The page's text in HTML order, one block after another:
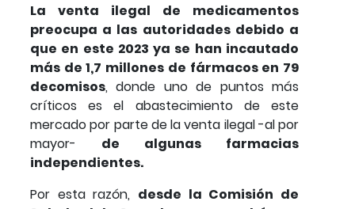
La venta ilegal de medicamentos
preocupa a las autoridades debido a
que en este 2023 ya se han incautado
más de 1,7 millones de fármacos en 79
decomisos, donde uno de puntos más
críticos es el abastecimiento de este
mercado por parte de la venta ilegal -al por
mayor- de algunas farmacias
independientes.
Por esta razón, desde la Comisión de